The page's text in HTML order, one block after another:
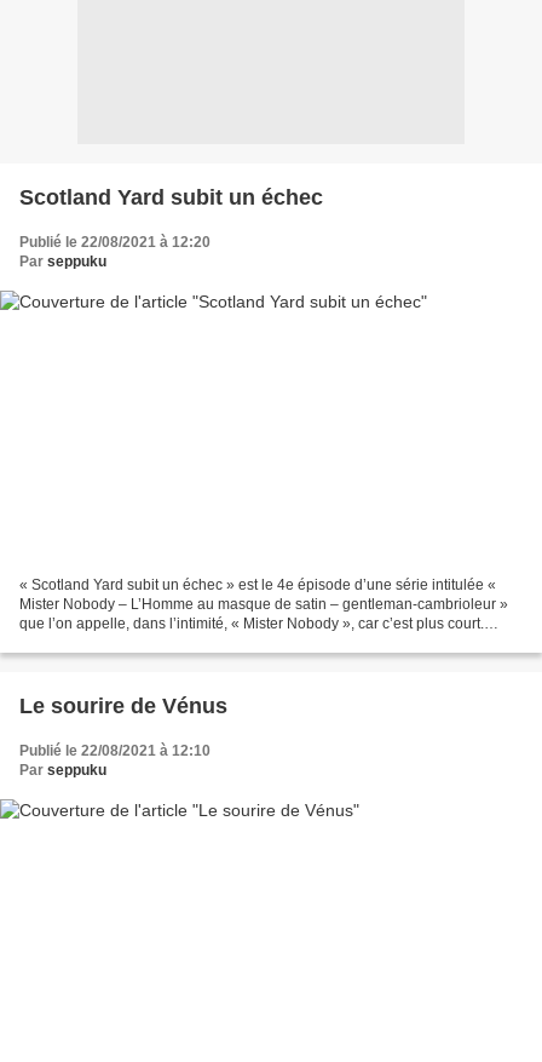
Scotland Yard subit un échec
Publié le 22/08/2021 à 12:20
Par seppuku
« Scotland Yard subit un échec » est le 4e épisode d’une série intitulée «
Mister Nobody – L’Homme au masque de satin – gentleman-cambrioleur »
que l’on appelle, dans l’intimité, « Mister Nobody », car c’est plus court.
Le sourire de Vénus
Publié le 22/08/2021 à 12:10
Par seppuku